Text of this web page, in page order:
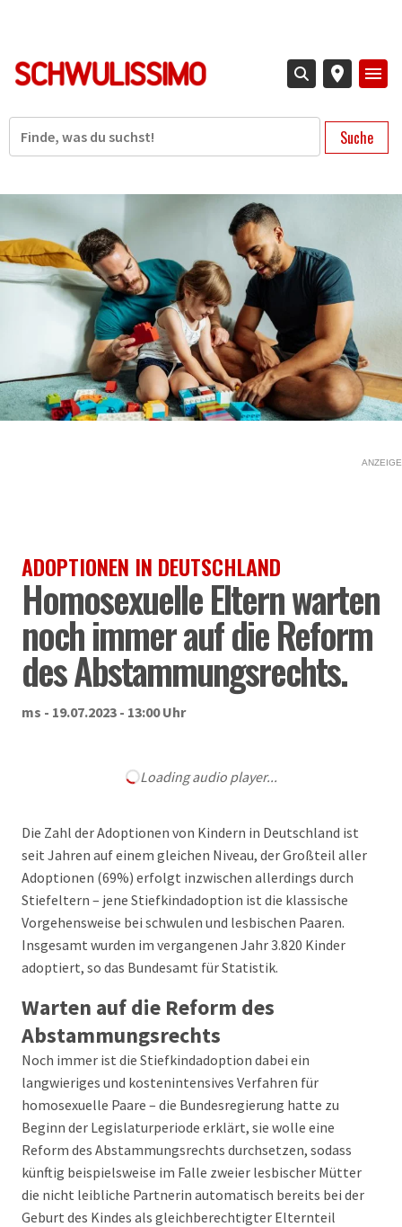
Suche
ANZEIGE
ADOPTIONEN IN DEUTSCHLAND
Homosexuelle Eltern warten
noch immer auf die Reform
des Abstammungsrechts.
ms - 19.07.2023 - 13:00 Uhr
Loading audio player...
Die Zahl der Adoptionen von Kindern in Deutschland ist
seit Jahren auf einem gleichen Niveau, der Großteil aller
Adoptionen (69%) erfolgt inzwischen allerdings durch
Stiefeltern – jene Stiefkindadoption ist die klassische
Vorgehensweise bei schwulen und lesbischen Paaren.
Insgesamt wurden im vergangenen Jahr 3.820 Kinder
adoptiert, so das Bundesamt für Statistik.
Warten auf die Reform des
Abstammungsrechts
Noch immer ist die Stiefkindadoption dabei ein
langwieriges und kostenintensives Verfahren für
homosexuelle Paare – die Bundesregierung hatte zu
Beginn der Legislaturperiode erklärt, sie wolle eine
Reform des Abstammungsrechts durchsetzen, sodass
künftig beispielsweise im Falle zweier lesbischer Mütter
die nicht leibliche Partnerin automatisch bereits bei der
Geburt des Kindes als gleichberechtigter Elternteil